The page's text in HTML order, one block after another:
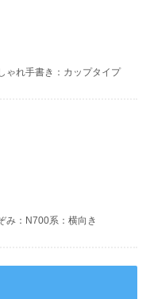
ゃれ手書き：カップタイプ
み：N700系：横向き